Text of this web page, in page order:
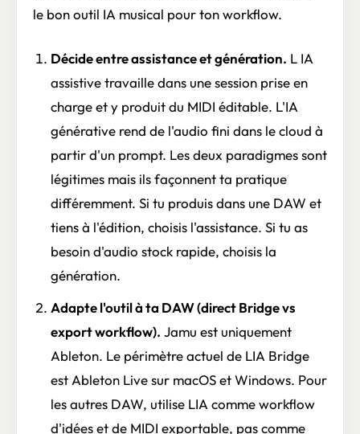
le bon outil IA musical pour ton workflow.
Décide entre assistance et génération. L IA
assistive travaille dans une session prise en
charge et y produit du MIDI éditable. L'IA
générative rend de l'audio fini dans le cloud à
partir d'un prompt. Les deux paradigmes sont
légitimes mais ils façonnent ta pratique
différemment. Si tu produis dans une DAW et
tiens à l'édition, choisis l'assistance. Si tu as
besoin d'audio stock rapide, choisis la
génération.
Adapte l'outil à ta DAW (direct Bridge vs
export workflow). Jamu est uniquement
Ableton. Le périmètre actuel de LIA Bridge
est Ableton Live sur macOS et Windows. Pour
les autres DAW, utilise LIA comme workflow
d'idées et de MIDI exportable, pas comme